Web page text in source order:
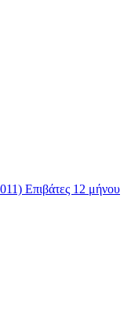
Επιβάτες 12 μήνου